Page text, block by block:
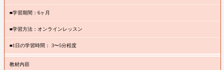
■学習期間：6ヶ月
■学習方法：オンラインレッスン
■1日の学習時間： 3〜5分程度
教材内容